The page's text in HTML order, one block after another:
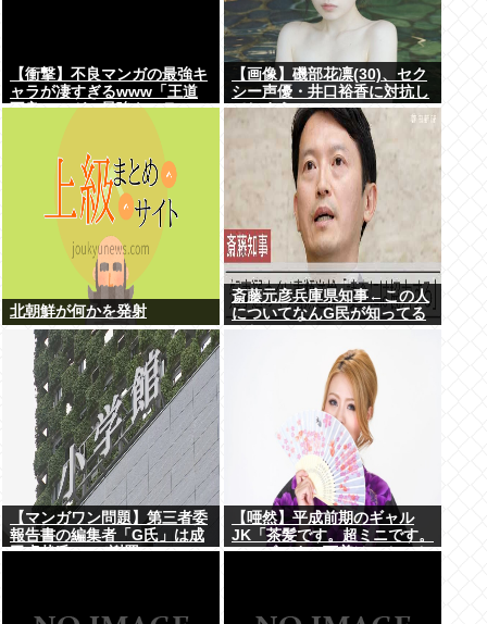
【衝撃】不良マンガの最強キ
ャラが凄すぎるwww「王道
不良マンガの最強キャラTier
【画像】磯部花凛(30)、セク
シー声優・井口裕香に対抗し
てしまうwww
北朝鮮が何かを発射
斎藤元彦兵庫県知事←この人
についてなんG民が知ってる
【マンガワン問題】第三者委
報告書の編集者「G氏」は成
田卓哉氏...Xで謝罪
【唖然】平成前期のギャル
JK「茶髪です。超ミニです。
ルーズです。下着はテカテカ